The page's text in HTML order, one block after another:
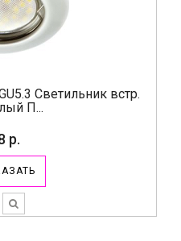
Светильник встр.
П...
р.